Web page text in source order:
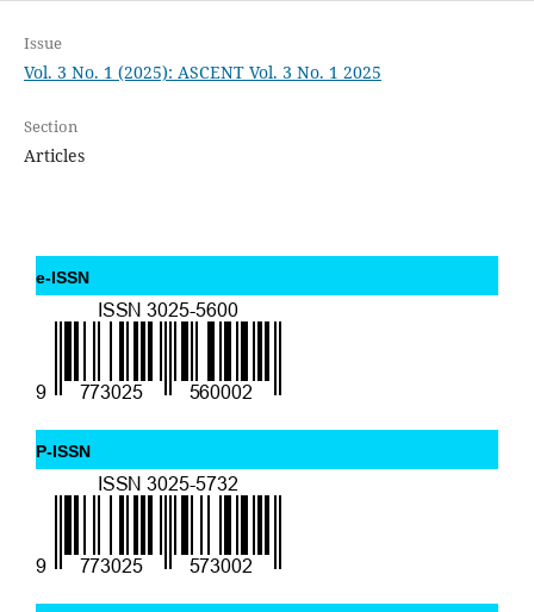
Issue
Vol. 3 No. 1 (2025): ASCENT Vol. 3 No. 1 2025
Section
Articles
e-ISSN
P-ISSN